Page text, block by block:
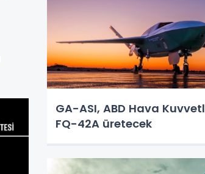
GA-ASI, ABD Hava
FQ-42A üretecek